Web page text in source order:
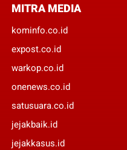
MITRA MEDIA
kominfo.co.id
expost.co.id
warkop.co.id
onenews.co.id
satusuara.co.id
jejakbaik.id
jejakkasus.id